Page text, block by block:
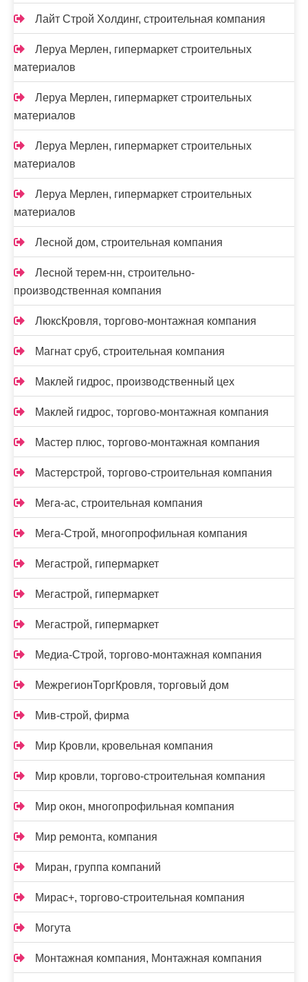
Лайт Строй Холдинг, строительная компания
Леруа Мерлен, гипермаркет строительных
материалов
Леруа Мерлен, гипермаркет строительных
материалов
Леруа Мерлен, гипермаркет строительных
материалов
Леруа Мерлен, гипермаркет строительных
материалов
Лесной дом, строительная компания
Лесной терем-нн, строительно-
производственная компания
ЛюксКровля, торгово-монтажная компания
Магнат сруб, строительная компания
Маклей гидрос, производственный цех
Маклей гидрос, торгово-монтажная компания
Мастер плюс, торгово-монтажная компания
Мастерстрой, торгово-строительная компания
Мега-ас, строительная компания
Мега-Строй, многопрофильная компания
Мегастрой, гипермаркет
Мегастрой, гипермаркет
Мегастрой, гипермаркет
Медиа-Строй, торгово-монтажная компания
МежрегионТоргКровля, торговый дом
Мив-строй, фирма
Мир Кровли, кровельная компания
Мир кровли, торгово-строительная компания
Мир окон, многопрофильная компания
Мир ремонта, компания
Миран, группа компаний
Мирас+, торгово-строительная компания
Могута
Монтажная компания, Монтажная компания